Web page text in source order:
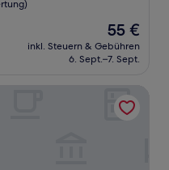
Der
Preis
beträgt
55 €
inkl. Steuern & Gebühren
6. Sept.–7. Sept.